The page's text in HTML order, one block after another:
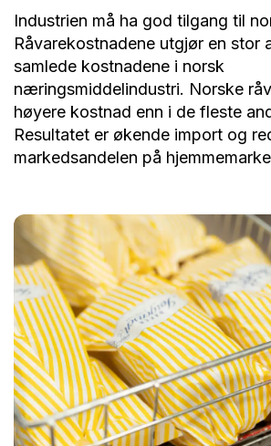
Industrien må ha god tilgang til
Råvarekostnadene utgjør en stor
samlede kostnadene i norsk
næringsmiddelindustri. Norske
høyere kostnad enn i de fleste
Resultatet er økende import og
markedsandelen på